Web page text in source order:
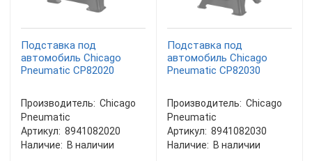
Подставка под
автомобиль Chicago
Pneumatic CP82020
Производитель: Chicago
Pneumatic
Артикул: 8941082020
Наличие: В наличии
Подставка под
автомобиль Chicago
Pneumatic CP82030
Производитель: Chicago
Pneumatic
Артикул: 8941082030
Наличие: В наличии